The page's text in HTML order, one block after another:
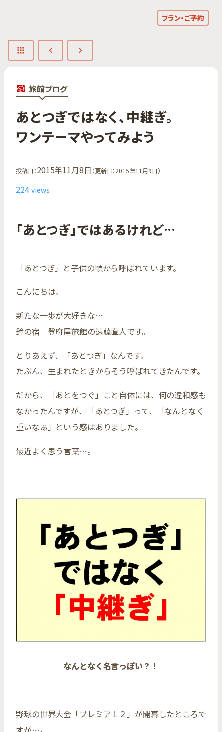
プラン・ご予約
旅館ブログ
あと​つぎではなく、​中継ぎ。​
ワンテーマやってみよう
投稿日：2015年11月8日 （更新日：2015年11月9日）
224 views
「あとつぎ」ではあるけれど…
「あとつぎ」と子供の頃から呼ばれています。
こんにちは。
新たな一歩が大好きな…
鈴の宿 登府屋旅館の遠藤直人です。
とりあえず、「あとつぎ」なんです。
たぶん、生まれたときからそう呼ばれてきたんです。
だから、「あとをつぐ」こと自体には、何の違和感も
なかったんですが、「あとつぎ」って、「なんとなく
重いなぁ」という感はありました。
最近よく思う言葉…。
なんとなく名言っぽい？！
野球の世界大会「プレミア１２」が開幕したところで